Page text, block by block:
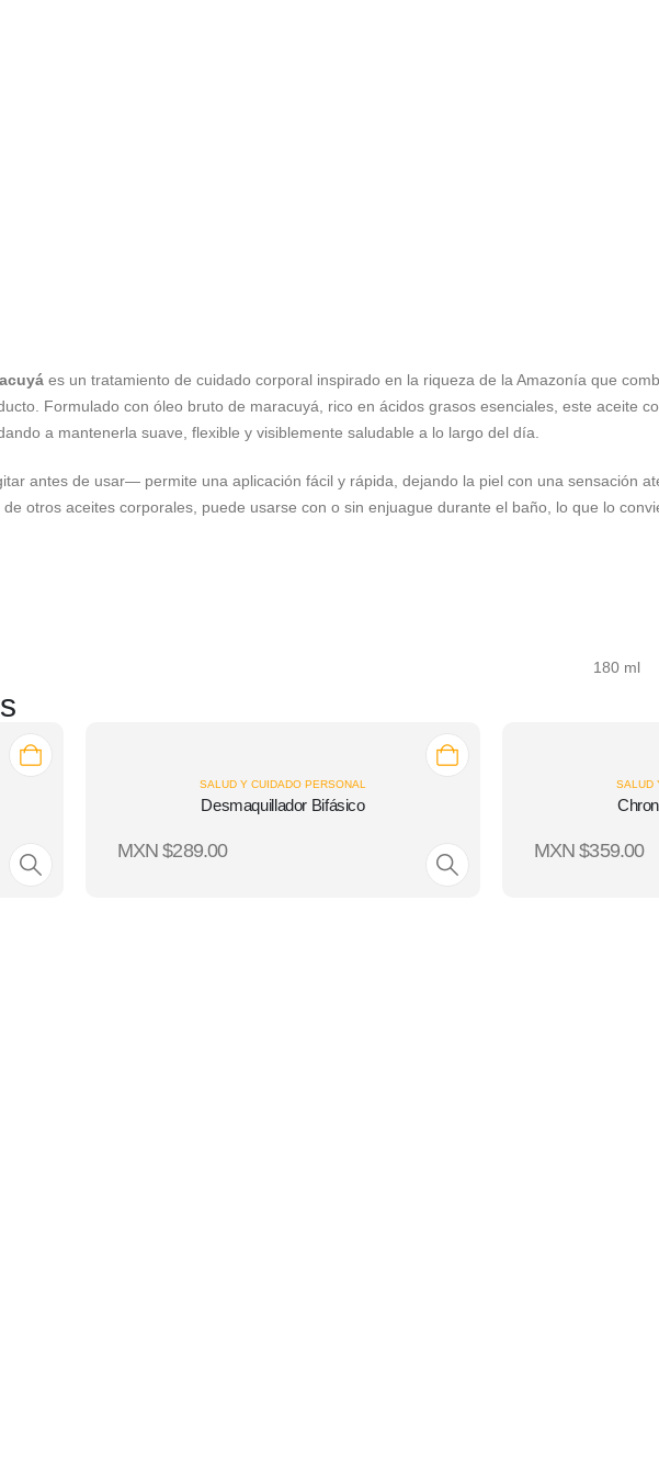
es un tratamiento de cuidado corporal inspirado en la riqueza de la Amazonía que
Formulado con óleo bruto de maracuyá, rico en ácidos grasos esenciales, este aceite
a mantenerla suave, flexible y visiblemente saludable a lo largo del día.
antes de usar— permite una aplicación fácil y rápida, dejando la piel con una sensación
otros aceites corporales, puede usarse con o sin enjuague durante el baño, lo que lo
180 ml
SALUD Y CUIDADO PERSONAL
Desmaquillador Bifásico
MXN $289.00
SALUD
MXN $359.00